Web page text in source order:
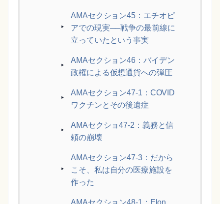
AMAセクション45：エチオピ
アでの現実──戦争の最前線に
立っていたという事実
AMAセクション46：バイデン
政権による仮想通貨への弾圧
AMAセクション47-1：COVID
ワクチンとその後遺症
AMAセクショ47-2：義務と信
頼の崩壊
AMAセクション47-3：だから
こそ、私は自分の医療施設を
作った
AMAセクション48-1：Elon